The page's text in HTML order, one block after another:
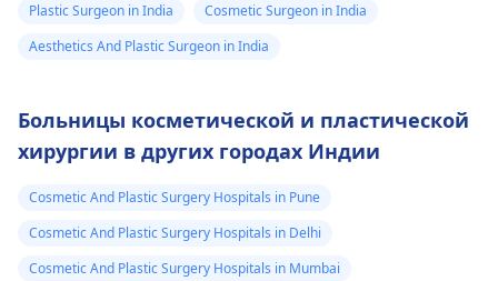
правильный
результат.
Plastic Surgeon in India
Cosmetic Surgeon in India
Aesthetics And Plastic Surgeon in India
Больницы косметической и пластической
хирургии в других городах Индии
Cosmetic And Plastic Surgery Hospitals in Pune
Cosmetic And Plastic Surgery Hospitals in Delhi
Cosmetic And Plastic Surgery Hospitals in Mumbai